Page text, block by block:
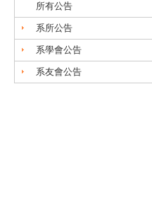
所有公告
系所公告
系學會公告
系友會公告